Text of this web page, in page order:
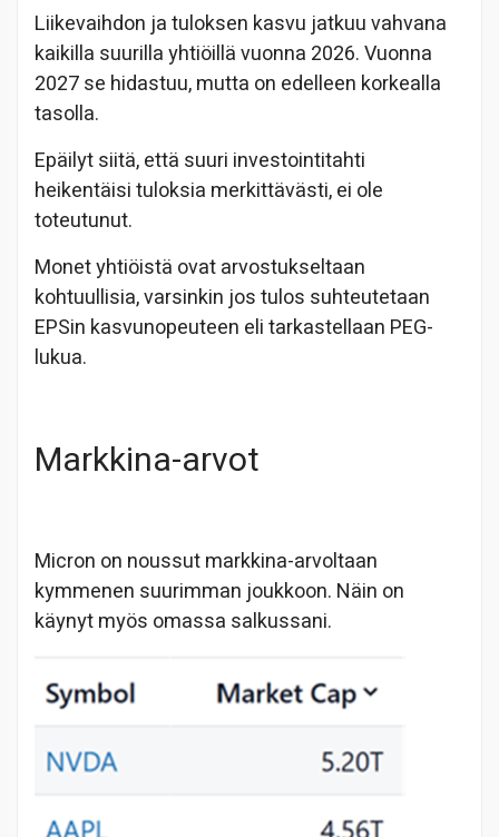
Liikevaihdon ja tuloksen kasvu jatkuu vahvana
kaikilla suurilla yhtiöillä vuonna 2026. Vuonna
2027 se hidastuu, mutta on edelleen korkealla
tasolla.
Epäilyt siitä, että suuri investointitahti
heikentäisi tuloksia merkittävästi, ei ole
toteutunut.
Monet yhtiöistä ovat arvostukseltaan
kohtuullisia, varsinkin jos tulos suhteutetaan
EPSin kasvunopeuteen eli tarkastellaan PEG-
lukua.
Markkina-arvot
Micron on noussut markkina-arvoltaan
kymmenen suurimman joukkoon. Näin on
käynyt myös omassa salkussani.